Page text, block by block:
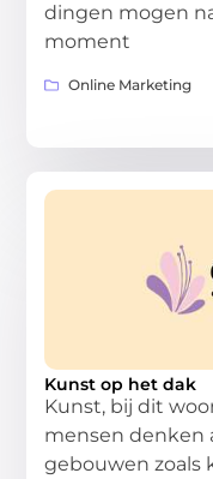
dingen mogen
moment
Online Marketing
Kunst op het dak
Kunst, bij dit
mensen denken
gebouwen zoals